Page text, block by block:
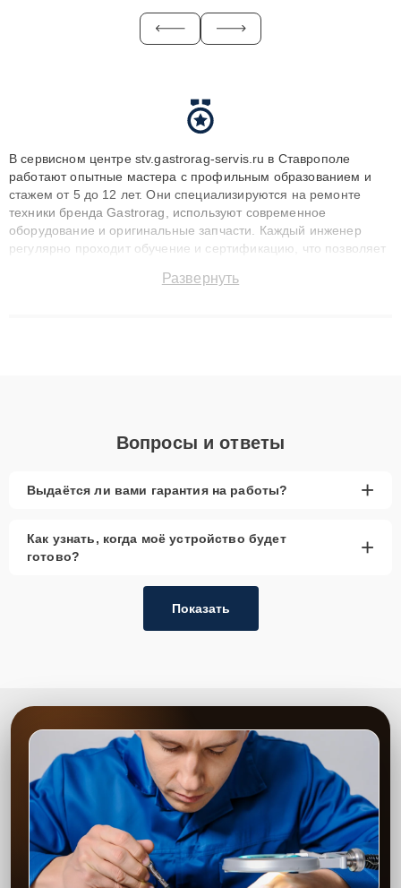
В сервисном центре stv.gastrorag-servis.ru в Ставрополе
работают опытные мастера с профильным образованием и
стажем от 5 до 12 лет. Они специализируются на ремонте
техники бренда Gastrorag, используют современное
оборудование и оригинальные запчасти. Каждый инженер
регулярно проходит обучение и сертификацию, что позволяет
технику с сохранением гарантии до 3 лет. Наши мастера
Развернуть
Вопросы и ответы
Выдаётся ли вами гарантия на работы? +
Как узнать, когда моё устройство будет
готово?
+
Показать